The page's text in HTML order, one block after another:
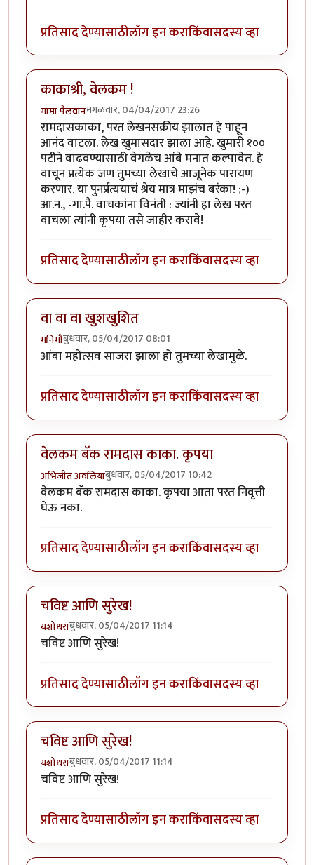
प्रतिसाद देण्यासाठीलॉग इन कराकिंवासदस्य व्हा
काकाश्री, वेलकम !
गामा पैलवानमंगळवार, 04/04/2017 23:26
रामदासकाका, परत लेखनसक्रीय झालात हे पाहून
आनंद वाटला. लेख खुमासदार झाला आहे. खुमारी १००
पटीने वाढवण्यासाठी वेगळेच आंबे मनात कल्पावेत. हे
वाचून प्रत्येक जण तुमच्या लेखाचे आजूनेक पारायण
करणार. या पुनर्प्रत्ययाचं श्रेय मात्र माझंच बरंका! ;-)
आ.न., -गा.पै. वाचकांना विनंती : ज्यांनी हा लेख परत
वाचला त्यांनी कृपया तसे जाहीर करावे!
प्रतिसाद देण्यासाठीलॉग इन कराकिंवासदस्य व्हा
वा वा वा खुशखुशित
मनिमौबुधवार, 05/04/2017 08:01
आंबा महोत्सव साजरा झाला हो तुमच्या लेखामुळे.
प्रतिसाद देण्यासाठीलॉग इन कराकिंवासदस्य व्हा
वेलकम बॅक रामदास काका. कृपया
अभिजीत अवलियाबुधवार, 05/04/2017 10:42
वेलकम बॅक रामदास काका. कृपया आता परत निवृत्ती
घेऊ नका.
प्रतिसाद देण्यासाठीलॉग इन कराकिंवासदस्य व्हा
चविष्ट आणि सुरेख!
यशोधराबुधवार, 05/04/2017 11:14
चविष्ट आणि सुरेख!
प्रतिसाद देण्यासाठीलॉग इन कराकिंवासदस्य व्हा
चविष्ट आणि सुरेख!
यशोधराबुधवार, 05/04/2017 11:14
चविष्ट आणि सुरेख!
प्रतिसाद देण्यासाठीलॉग इन कराकिंवासदस्य व्हा